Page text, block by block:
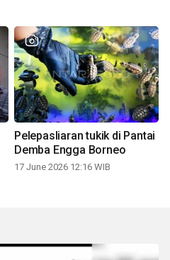
Pelepasliaran tukik di Pantai
Demba Engga Borneo
17 June 2026 12:16 WIB